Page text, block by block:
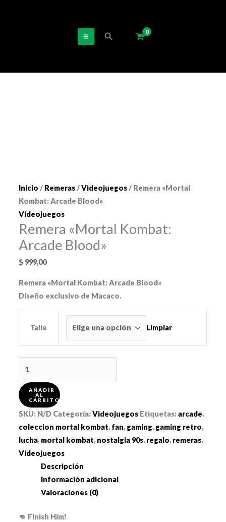
Buscar
Inicio / Remeras/Videojuegos/ Remera «Mortal
Kombat: Arcade Blood»
Videojuegos
Remera «Mortal Kombat:
Arcade Blood»
$ 999,00
Remera «Mortal Kombat: Arcade Blood»
Diseño exclusivo de Macaco.
Talle Limpiar
Kombat:
Arcade
Blood"
cantidad
AÑADIR
AL
CARRITO
SKU: N/D Categoría:Videojuegos Etiquetas:arcade,
coleccion mortal kombat, fan, gaming, gaming retro,
lucha, mortal kombat, nostalgia 90s, regalo, remeras,
Videojuegos
Descripción
Información adicional
Valoraciones (0)
👊 Finish Him!